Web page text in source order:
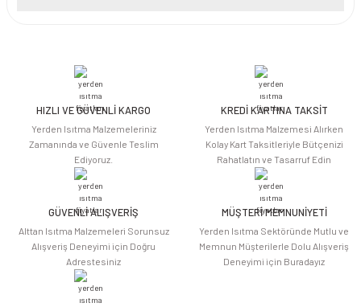
iletebilirsiniz.
Görüş ve önerileriniz için teşekkür ederiz.
Ürün açıklamasında eksik bilgiler bulunuyor.
Ürün bilgilerinde hatalar bulunuyor.
Ürün fiyatı diğer sitelerden daha pahalı.
Bu ürüne benzer farklı alternatifler olmalı.
HIZLI VE GÜVENLİ KARGO
Yerden Isıtma Malzemeleriniz
Zamanında ve Güvenle Teslim
Ediyoruz.
KREDİ KARTINA TAKSİT
Yerden Isıtma Malzemesi Alırken
Kolay Kart Taksitleriyle Bütçenizi
Rahatlatın ve Tasarruf Edin
GÜVENLİ ALIŞVERİŞ
Alttan Isıtma Malzemeleri Sorunsuz
Alışveriş Deneyimi için Doğru
Adrestesiniz
MÜŞTERİ MEMNUNİYETİ
Yerden Isıtma Sektöründe Mutlu ve
Memnun Müşterilerle Dolu Alışveriş
Deneyimi için Buradayız